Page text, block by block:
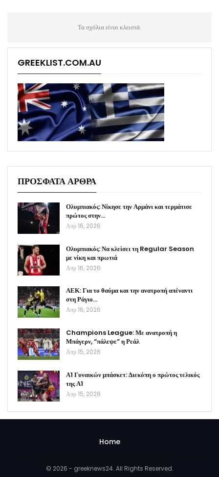
Τα σχόλια είναι κλειστά.
GREEKLIST.COM.AU
ΠΡΟΣΦΑΤΑ ΑΡΘΡΑ
Ολυμπιακός: Νίκησε την Αρμάνι και τερμάτισε
πρώτος στην…
Απρ 16, 2026
Ολυμπιακός: Να κλείσει τη Regular Season
με νίκη και πρωτιά
Απρ 16, 2026
ΑΕΚ: Για το θαύμα και την ανατροπή απέναντι
στη Ράγιο…
Απρ 16, 2026
Champions League: Με ανατροπή η
Μπάγερν, “πάλεψε” η Ρεάλ
Απρ 15, 2026
Α1 Γυναικών μπάσκετ: Διεκόπη ο πρώτος τελικός
της Α1
Απρ 15, 2026
Home
© 2026 - greeknews24. All Rights Reserved.